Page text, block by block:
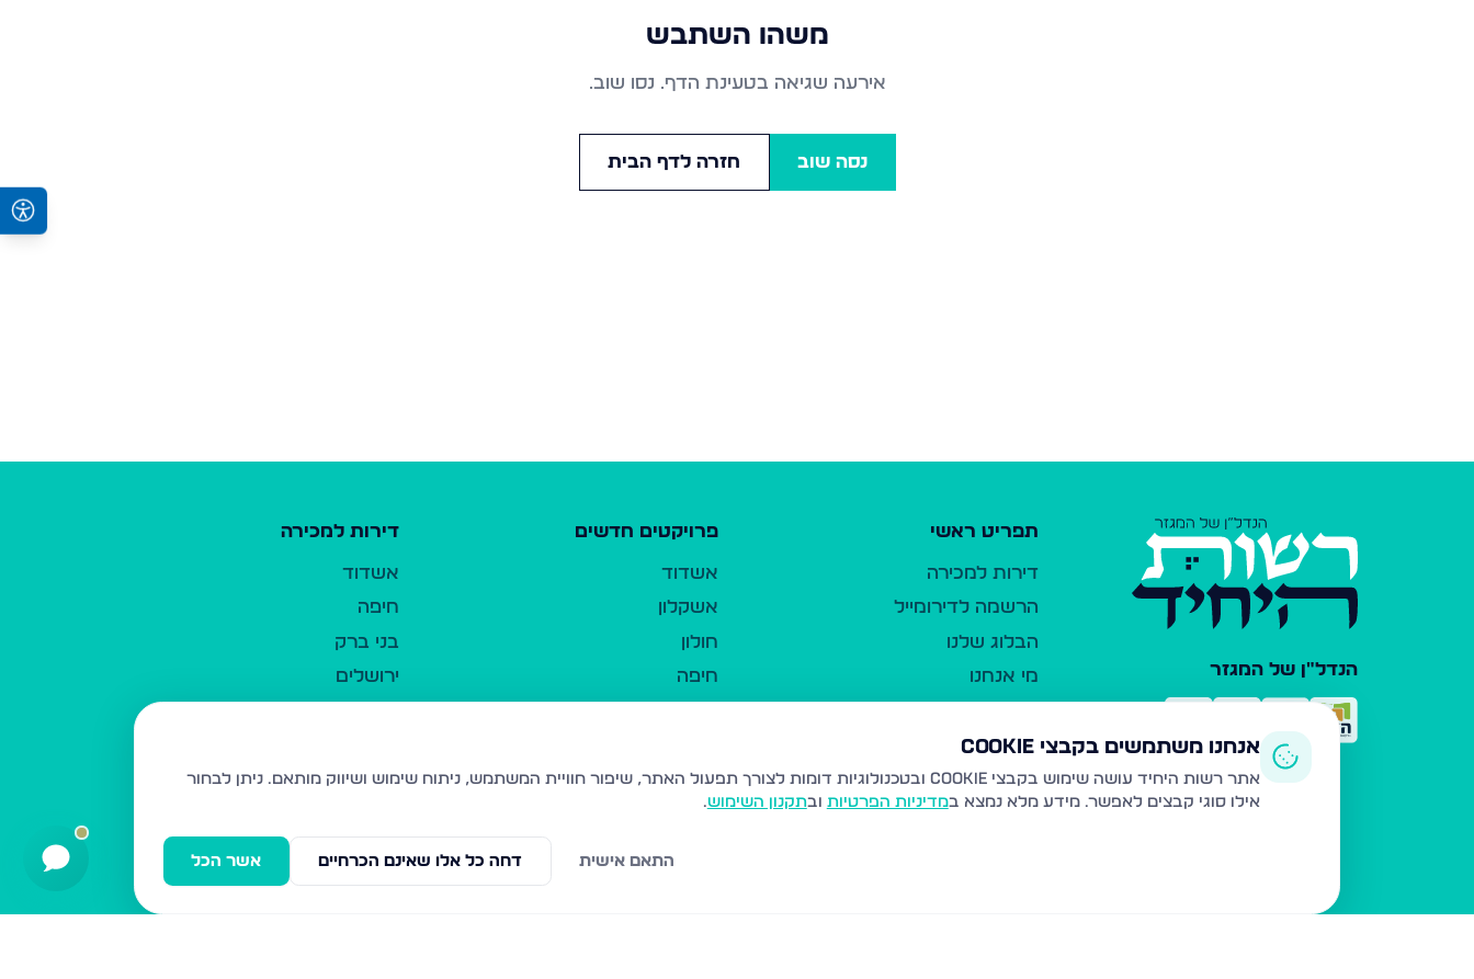
משהו השתבש
אירעה שגיאה בטעינת הדף. נסו שוב.
נסה שוב חזרה לדף הבית
הנדל"ן של המגזר
תפריט ראשי
דירות למכירה
הרשמה לדירומייל
הבלוג שלנו
מי אנחנו
כלי עזר
פרסום ברשות היחיד
משרדי תיווך
פרויקטים חדשים
אשדוד
אשקלון
חולון
חיפה
נהריה
עמנואל
דירות למכירה
אשדוד
חיפה
בני ברק
ירושלים
בית שמש
ביתר עילית
אנחנו משתמשים בקבצי Cookie
אתר רשות היחיד עושה שימוש בקבצי Cookie ובטכנולוגיות דומות לצורך תפעול האתר, שיפור חוויית המשתמש, ניתוח שימוש ושיווק מותאם.
ניתן לבחור
אילו סוגי קבצים לאפשר. מידע מלא נמצא במדיניות הפרטיות ובתקנון השימוש.
אשר הכל דחה כל אלו שאינם הכרחיים התאם אישית